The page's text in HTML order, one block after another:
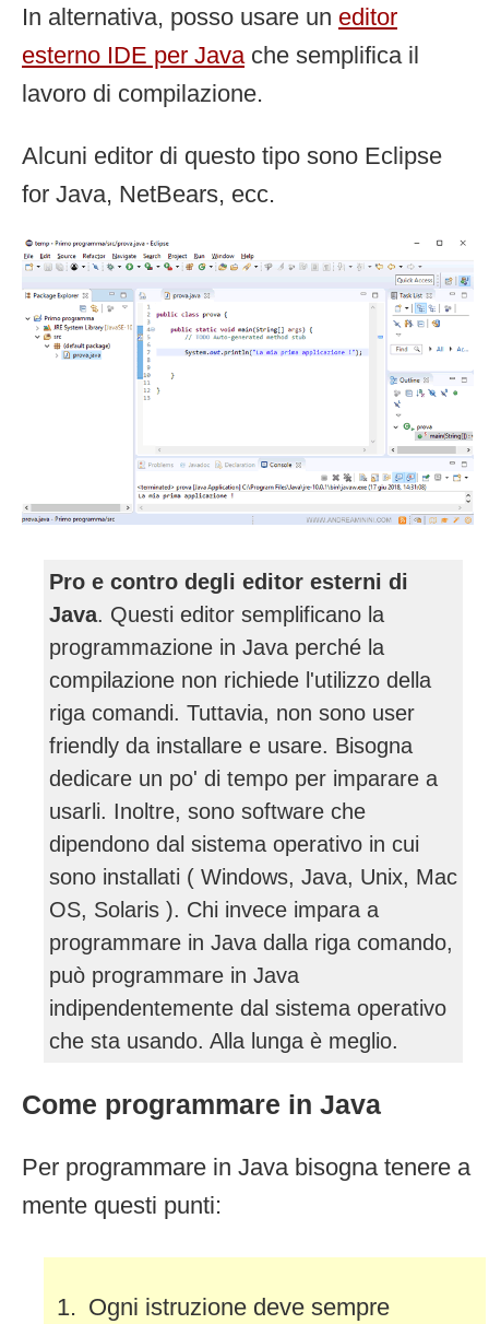
In alternativa, posso usare un editor
esterno IDE per Java che semplifica il
lavoro di compilazione.
Alcuni editor di questo tipo sono Eclipse
for Java, NetBears, ecc.
Pro e contro degli editor esterni di
Java. Questi editor semplificano la
programmazione in Java perché la
compilazione non richiede l'utilizzo della
riga comandi. Tuttavia, non sono user
friendly da installare e usare. Bisogna
dedicare un po' di tempo per imparare a
usarli. Inoltre, sono software che
dipendono dal sistema operativo in cui
sono installati ( Windows, Java, Unix, Mac
OS, Solaris ). Chi invece impara a
programmare in Java dalla riga comando,
può programmare in Java
indipendentemente dal sistema operativo
che sta usando. Alla lunga è meglio.
Come programmare in Java
Per programmare in Java bisogna tenere a
mente questi punti:
Ogni istruzione deve sempre